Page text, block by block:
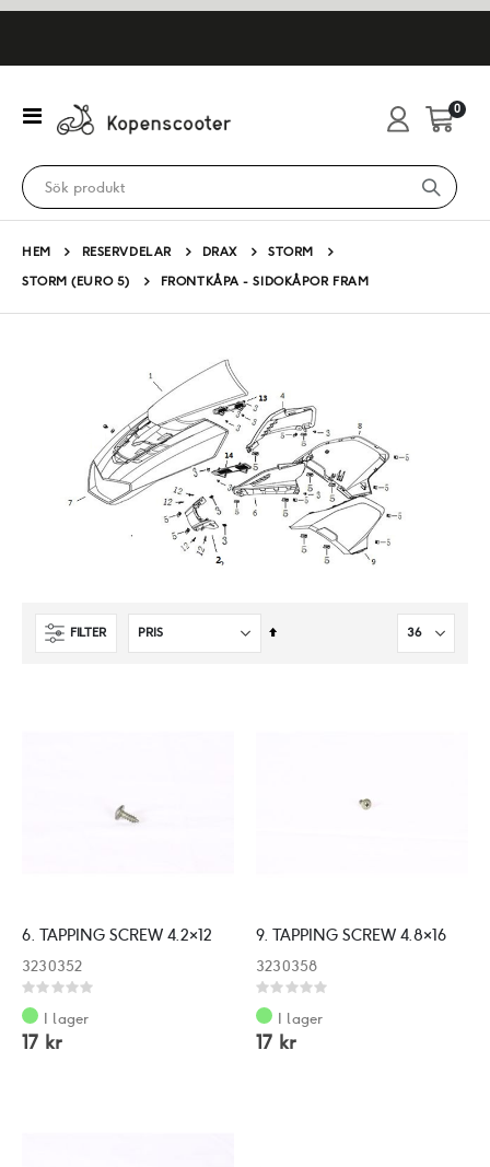
Växla
Nav
Cart
0
HEM RESERVDELAR DRAX
STORM
STORM (EURO 5)
FRONTKÅPA - SIDOKÅPOR FRAM
FILTER
Sätt
6. TAPPING SCREW 4.2×12
3230352
Rating:
0%
I lager
17 kr
9. TAPPING SCREW 4.8×16
3230358
Rating:
0%
I lager
17 kr